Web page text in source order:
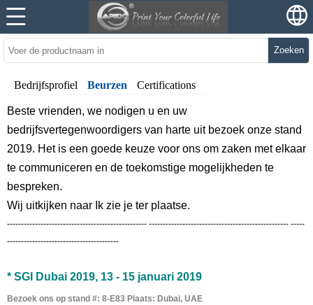
Zoeken
Bedrijfsprofiel Beurzen Certifications
Beste vrienden, we nodigen u en uw
bedrijfsvertegenwoordigers van harte uit bezoek onze stand
2019. Het is een goede keuze voor ons om zaken met elkaar
te communiceren en de toekomstige mogelijkheden te
bespreken.
Wij uitkijken naar Ik zie je ter plaatse.
-------------------------------------------------- -------------------------------------------------- -----
----------------------------------------
* SGI Dubai 2019, 13 - 15 januari 2019
Bezoek ons ​​op stand #: 8-E83 Plaats: Dubai, UAE